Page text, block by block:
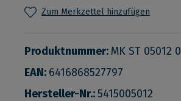
Zum Merkzettel hinzufügen
Produktnummer:MK ST 05012 0
EAN: 6416868527797
Hersteller-Nr.:5415005012